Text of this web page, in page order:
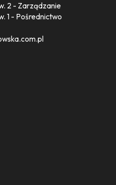
2 - Zarządzanie
1 - Pośrednictwo